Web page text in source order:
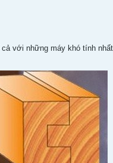
với những máy khó tính